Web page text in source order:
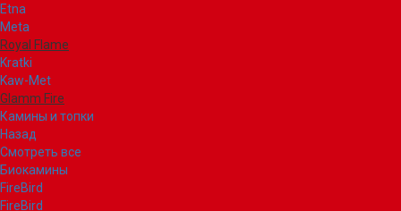
Etna
Meta
Royal Flame
Kratki
Kaw-Met
Glamm Fire
Камины и топки
Назад
Смотреть все
Биокамины
FireBird
FireBird